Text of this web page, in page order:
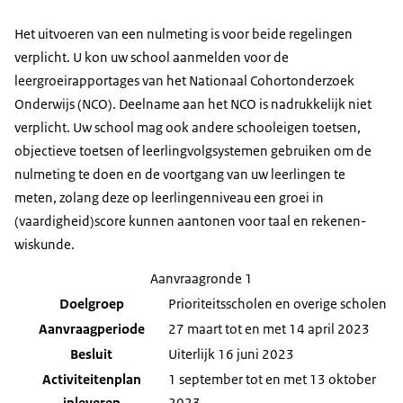
Het uitvoeren van een nulmeting is voor beide regelingen
verplicht. U kon uw school aanmelden voor de
leergroeirapportages van het Nationaal Cohortonderzoek
Onderwijs (NCO). Deelname aan het NCO is nadrukkelijk niet
verplicht. Uw school mag ook andere schooleigen toetsen,
objectieve toetsen of leerlingvolgsystemen gebruiken om de
nulmeting te doen en de voortgang van uw leerlingen te
meten, zolang deze op leerlingenniveau een groei in
(vaardigheid)score kunnen aantonen voor taal en rekenen-
wiskunde.
Aanvraagronde 1
Doelgroep
Prioriteitsscholen en overige scholen
Aanvraagperiode
27 maart tot en met 14 april 2023
Besluit
Uiterlijk 16 juni 2023
Activiteitenplan
1 september tot en met 13 oktober